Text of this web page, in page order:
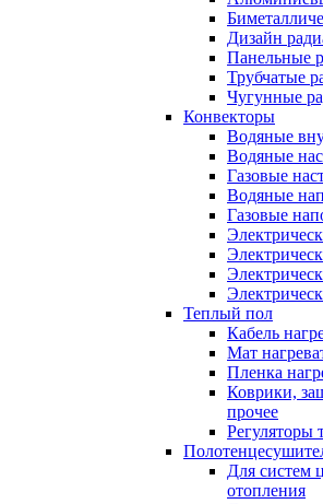
Дизайн
Панельные
Трубчатые
Чугунные
Конвекторы
Водяные
Водяные
Газовые
Водяные
Газовые
Теплый пол
Кабель
Мат
Пленка
Коврики,
прочее
Регуляторы
Для систем
отопления